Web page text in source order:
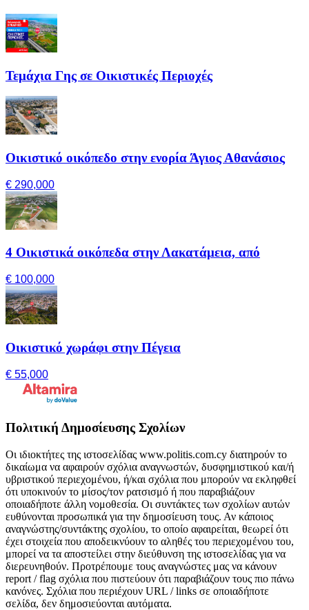
Τεμάχια Γης σε Οικιστικές Περιοχές
Οικιστικό οικόπεδο στην ενορία Άγιος Αθανάσιος
€ 290,000
4 Οικιστικά οικόπεδα στην Λακατάμεια, από
€ 100,000
Οικιστικό χωράφι στην Πέγεια
€ 55,000
Πολιτική Δημοσίευσης Σχολίων
Οι ιδιοκτήτες της ιστοσελίδας www.politis.com.cy διατηρούν το
δικαίωμα να αφαιρούν σχόλια αναγνωστών, δυσφημιστικού και/ή
υβριστικού περιεχομένου, ή/και σχόλια που μπορούν να εκληφθεί
ότι υποκινούν το μίσος/τον ρατσισμό ή που παραβιάζουν
οποιαδήποτε άλλη νομοθεσία. Οι συντάκτες των σχολίων αυτών
ευθύνονται προσωπικά για την δημοσίευση τους. Αν κάποιος
αναγνώστης/συντάκτης σχολίου, το οποίο αφαιρείται, θεωρεί ότι
έχει στοιχεία που αποδεικνύουν το αληθές του περιεχομένου του,
μπορεί να τα αποστείλει στην διεύθυνση της ιστοσελίδας για να
διερευνηθούν. Προτρέπουμε τους αναγνώστες μας να κάνουν
report / flag σχόλια που πιστεύουν ότι παραβιάζουν τους πιο πάνω
κανόνες. Σχόλια που περιέχουν URL / links σε οποιαδήποτε
σελίδα, δεν δημοσιεύονται αυτόματα.